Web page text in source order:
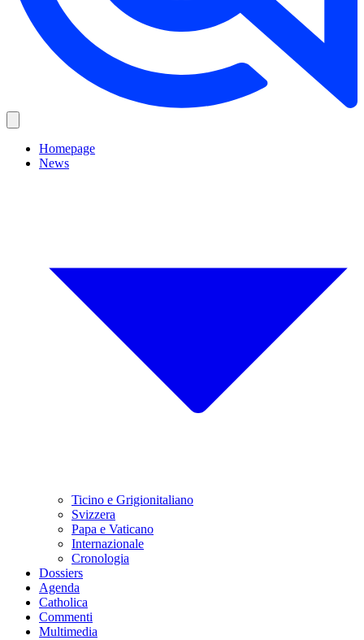
Homepage
News
Ticino e Grigionitaliano
Svizzera
Papa e Vaticano
Internazionale
Cronologia
Dossiers
Agenda
Catholica
Commenti
Multimedia